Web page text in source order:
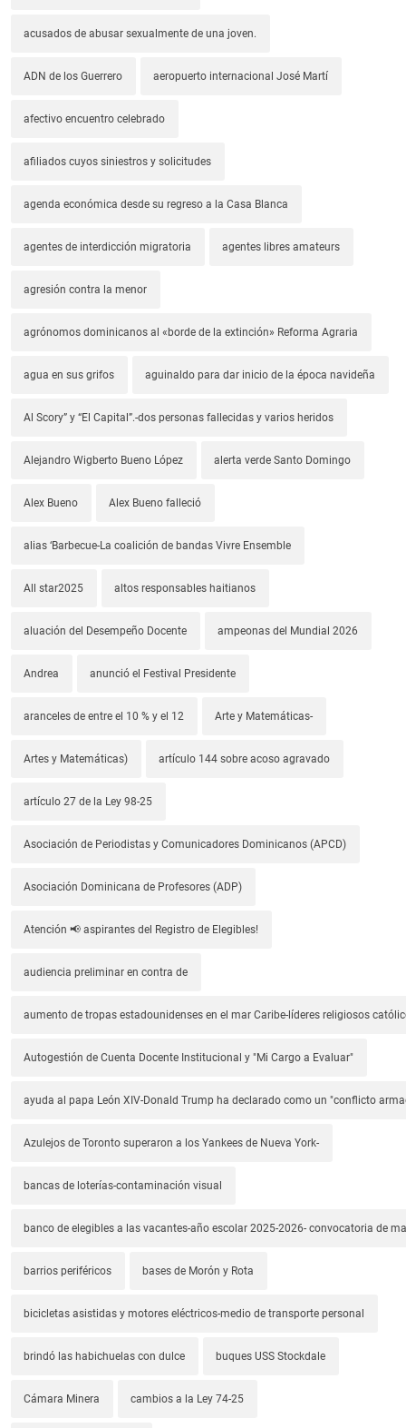
acusados de abusar sexualmente de una joven.
ADN de los Guerrero aeropuerto internacional José Martí
afectivo encuentro celebrado
afiliados cuyos siniestros y solicitudes
agenda económica desde su regreso a la Casa Blanca
agentes de interdicción migratoria agentes libres amateurs
agresión contra la menor
agrónomos dominicanos al «borde de la extinción» Reforma Agraria
agua en sus grifos aguinaldo para dar inicio de la época navideña
Al Scory” y “El Capital”.-dos personas fallecidas y varios heridos
Alejandro Wigberto Bueno López alerta verde Santo Domingo
Alex Bueno Alex Bueno falleció
alias ‘Barbecue-La coalición de bandas Vivre Ensemble
All star2025 altos responsables haitianos
aluación del Desempeño Docente ampeonas del Mundial 2026
Andrea anunció el Festival Presidente
aranceles de entre el 10 % y el 12 Arte y Matemáticas-
Artes y Matemáticas) artículo 144 sobre acoso agravado
artículo 27 de la Ley 98-25
Asociación de Periodistas y Comunicadores Dominicanos (APCD)
Asociación Dominicana de Profesores (ADP)
Atención 📢 aspirantes del Registro de Elegibles!
audiencia preliminar en contra de
aumento de tropas estadounidenses en el mar Caribe-líderes religiosos
Autogestión de Cuenta Docente Institucional y "Mi Cargo a Evaluar"
ayuda al papa León XIV-Donald Trump ha declarado como un "conflicto
Azulejos de Toronto superaron a los Yankees de Nueva York-
bancas de loterías-contaminación visual
banco de elegibles a las vacantes-año escolar 2025-2026- convocatoria de
barrios periféricos bases de Morón y Rota
bicicletas asistidas y motores eléctricos-medio de transporte personal
brindó las habichuelas con dulce buques USS Stockdale
Cámara Minera cambios a la Ley 74-25